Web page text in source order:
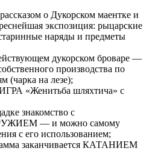
о Дукорском маентке и
экспозиция: рыцарские
наряды и предметы
дукорском броваре —
производства по
(чарка на лезе);
«Женитьба шляхтича» с
знакомство с
— и можно самому
с его использованием;
заканчивается КАТАНИЕМ